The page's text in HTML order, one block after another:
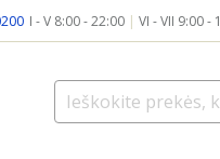
I - V 8:00 - 22:00 | VI - VII 9:00 -